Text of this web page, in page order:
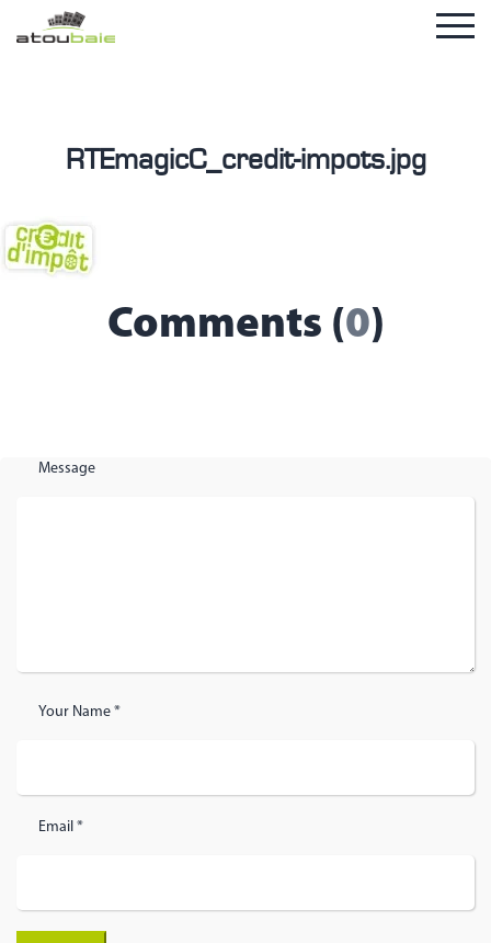
RTEmagicC_credit-impots.jpg
Comments (0)
Message
Your Name *
Email *